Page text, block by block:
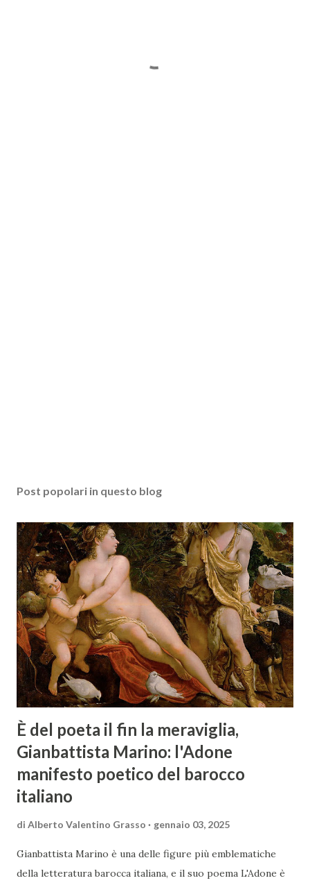
Post popolari in questo blog
È del poeta il fin la meraviglia,
Gianbattista Marino: l'Adone
manifesto poetico del barocco
italiano
di Alberto Valentino Grasso gennaio 03, 2025
Gianbattista Marino è una delle figure più emblematiche
della letteratura barocca italiana, e il suo poema L'Adone è